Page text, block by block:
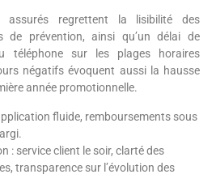
assurés regrettent la lisibilité des
de prévention, ainsi qu’un délai de
téléphone sur les plages horaires
négatifs évoquent aussi la hausse
année promotionnelle.
fluide, remboursements sous
: service client le soir, clarté des
transparence sur l’évolution des